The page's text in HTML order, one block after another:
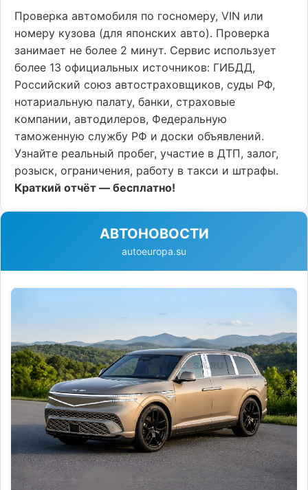
Проверка автомобиля по госномеру, VIN или
номеру кузова (для японских авто). Проверка
занимает не более 2 минут. Сервис использует
более 13 официальных источников: ГИБДД,
Российский союз автостраховщиков, суды РФ,
нотариальную палату, банки, страховые
компании, автодилеров, Федеральную
таможенную службу РФ и доски объявлений.
Узнайте реальный пробег, участие в ДТП, залог,
розыск, ограничения, работу в такси и штрафы.
Краткий отчёт — бесплатно!
АВТОНОВОСТИ
autoeuropa.su